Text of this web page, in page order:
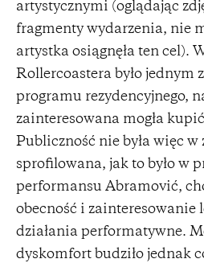
artystycznymi (oglądając
fragmenty wydarzenia, nie
artystka osiągnęła ten cel).
Rollercoastera było jednym
programu rezydencyjnego,
zainteresowana mogła
Publiczność nie była więc w
sprofilowana, jak to było w
performansu Abramović,
obecność i zainteresowanie
działania performatywne.
dyskomfort budziło jednak